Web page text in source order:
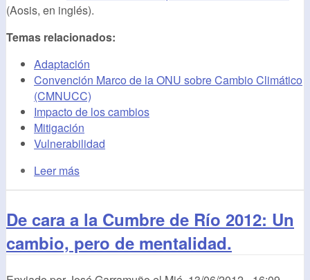
(Aosis, en inglés).
Temas relacionados:
Adaptación
Convención Marco de la ONU sobre Cambio Climático
(CMNUCC)
Impacto de los cambios
Mitigación
Vulnerabilidad
Leer más
De cara a la Cumbre de Río 2012: Un
cambio, pero de mentalidad.